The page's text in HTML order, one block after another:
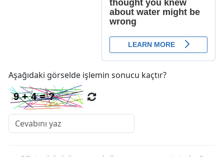
Aşağıdaki görselde işlemin sonucu kaçtır?